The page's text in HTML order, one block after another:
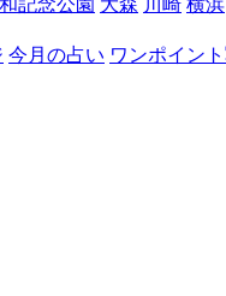
今月の占い ワンポイン